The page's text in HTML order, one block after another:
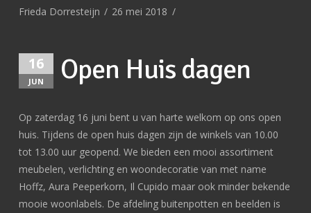
Frieda Dorresteijn 26 mei 2018
16
JUN Open Huis dagen
Op zaterdag 16 juni bent u van harte welkom op ons open
huis. Tijdens de open huis dagen zijn de winkels van 10.00
tot 13.00 uur geopend. We bieden een mooi assortiment
meubelen, verlichting en woondecoratie van met name
Hoffz, Aura Peeperkorn, Il Cupido maar ook minder bekende
mooie woonlabels. De afdeling buitenpotten en beelden is